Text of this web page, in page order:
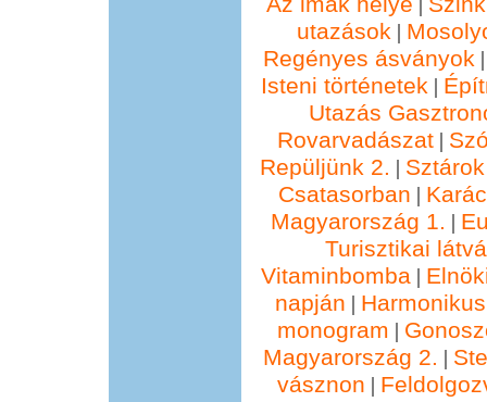
utazások |
Regényes ásványok
Isteni történetek |
Utazás
Rovarvadászat|
Repüljünk 2. |
Csatasorban |
Magyarország 1. |
Turisztikai
Vitaminbomba|
napján |
monogram |
Magyarország 2. |
vásznon |